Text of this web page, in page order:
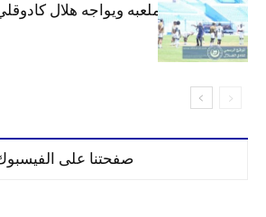
الهلال يتدرب بملعبه ويواجه هلال
وديا عصر الغد
صفحتنا على